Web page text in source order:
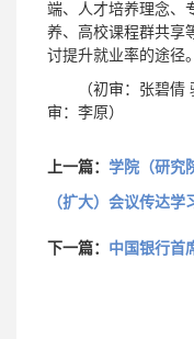
端、人才培养理念、
养、高校课程群共享
讨提升就业率的途径。
（初审：张碧
审：李原）
上一篇： 学院（研究
（扩大）会议传达
下一篇： 中国银行首